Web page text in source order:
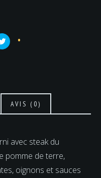
Cliquez
pour
AVIS (0)
avec steak du
pomme de terre,
oignons et sauces